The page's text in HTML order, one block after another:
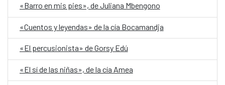
«Barro en mis pies», de Juliana Mbengono
«Cuentos y leyendas» de la cía Bocamandja
«El percusionista» de Gorsy Edú
«El sí de las niñas», de la cía Amea